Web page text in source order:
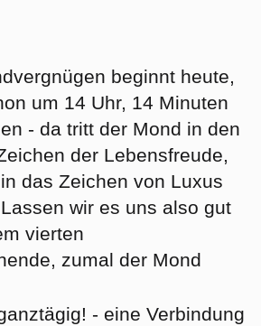
beginnt heute,
um 14 Uhr, 14 Minuten
- da tritt der Mond in den
der Lebensfreude,
das Zeichen von Luxus
wir es uns also gut
vierten
zumal der Mond
- eine Verbindung